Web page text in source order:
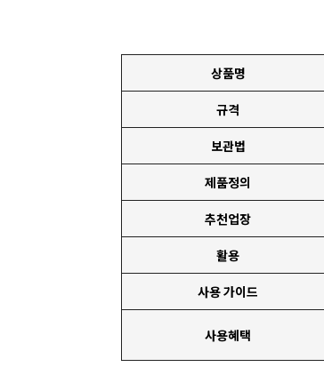
상품명
규격
보관법
제품정의
추천업장
활용
사용 가이드
사용혜택